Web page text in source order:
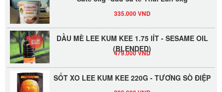
DẦU MÈ LEE KUM KEE 1.75 lÍT - SESAME OIL
(BLENDED)
479.000 VND
SỐT XO LEE KUM KEE 220G - TƯƠNG SÒ ĐIỆP